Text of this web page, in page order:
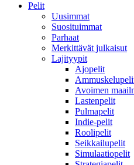
Pelit
Uusimmat
Suosituimmat
Parhaat
Merkittävät julkaisut
Lajityypit
Ajopelit
Avoimen
Lastenpelit
Pulmapelit
Indie-pelit
Roolipelit
Seikkailupelit
Simulaatiopelit